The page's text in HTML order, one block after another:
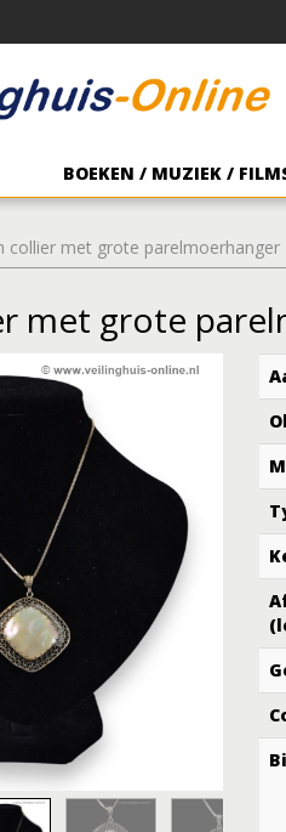
BOEKEN / MUZIEK /
collier met grote parelmoerhanger
met grote